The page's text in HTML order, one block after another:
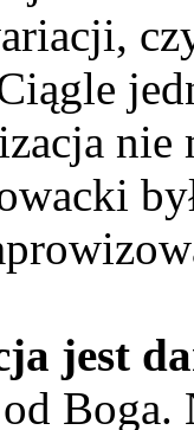
jest
Boga.